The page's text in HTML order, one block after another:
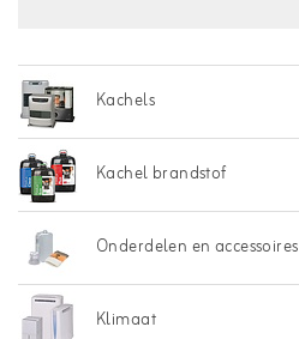
Kachels
Kachel brandstof
Onderdelen en accessoires
Klimaat